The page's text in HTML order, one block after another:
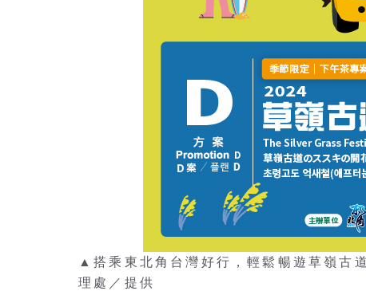
▲搭乘東北角台灣好行，輕鬆暢遊草嶺古
理處／提供